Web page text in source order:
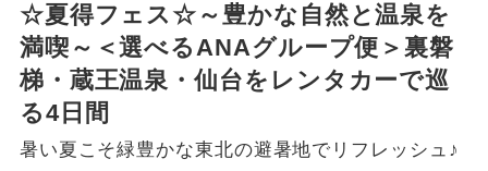
☆夏得フェス☆～豊かな自然と温泉を
満喫～＜選べるANAグループ便＞裏磐
梯・蔵王温泉・仙台をレンタカーで巡
る4日間
暑い夏こそ緑豊かな東北の避暑地でリフレッシュ♪
現地添乗員同
行
現地到着空港（駅）から最終日出発空港
（駅）まで添乗員が同行します。
バスガイド乗
務
バスガイドが乗務し、車内での観光案内
賃」を利用したツアーです。
お申し込み時期・ご利用便の空席状況に
よって料金が変動いたします。
以下の注意事項をあらかじめご了承いただき